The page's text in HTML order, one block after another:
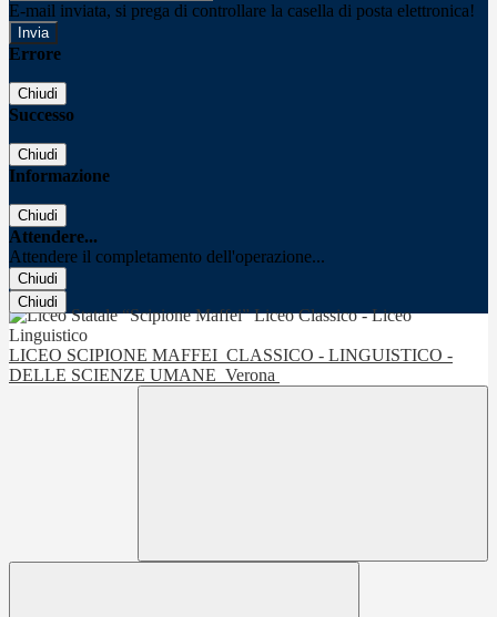
E-mail inviata, si prega di controllare la casella di posta elettronica!
Errore
Chiudi
Successo
Chiudi
Informazione
Chiudi
Attendere...
Attendere il completamento dell'operazione...
Chiudi
Chiudi
LICEO SCIPIONE MAFFEI CLASSICO - LINGUISTICO -
DELLE SCIENZE UMANE Verona